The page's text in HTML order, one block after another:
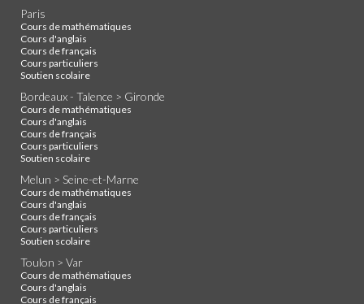
Paris
Cours de mathématiques
Cours d'anglais
Cours de français
Cours particuliers
Soutien scolaire
Bordeaux - Talence > Gironde
Cours de mathématiques
Cours d'anglais
Cours de français
Cours particuliers
Soutien scolaire
Melun > Seine-et-Marne
Cours de mathématiques
Cours d'anglais
Cours de français
Cours particuliers
Soutien scolaire
Toulon > Var
Cours de mathématiques
Cours d'anglais
Cours de français